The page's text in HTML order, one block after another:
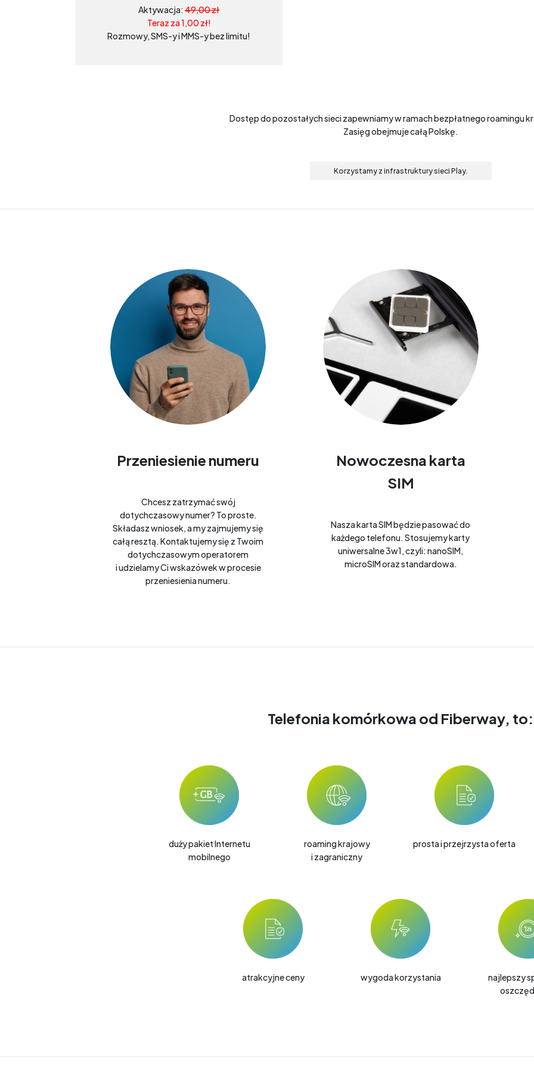
Aktywacja: 49,00 zł
Teraz za 1,00 zł!
Rozmowy, SMS-y i MMS-y bez limitu!
Dostęp do pozostałych sieci zapewniamy w ramach bezpłatnego roamingu
Zasięg obejmuje całą Polskę.
Korzystamy z infrastruktury sieci Play.
Przeniesienie numeru
Chcesz zatrzymać swój
dotychczasowy numer? To proste.
Składasz wniosek, a my zajmujemy się
całą resztą. Kontaktujemy się z Twoim
dotychczasowym operatorem
i udzielamy Ci wskazówek w procesie
przeniesienia numeru.
Nowoczesna karta
SIM
Nasza karta SIM będzie pasować do
każdego telefonu. Stosujemy karty
uniwersalne 3w1, czyli: nanoSIM,
microSIM oraz standardowa.
Telefonia komórkowa od Fiberway, to:
duży pakiet Internetu
mobilnego
roaming krajowy
i zagraniczny
prosta i przejrzysta oferta
atrakcyjne ceny wygoda korzystania
najlepszy